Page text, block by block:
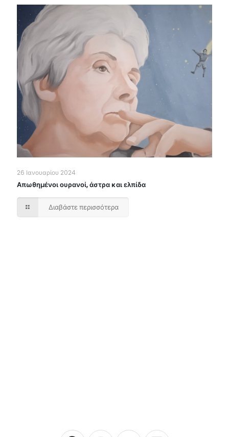
26 Ιανουαρίου 2024
Απωθημένοι ουρανοί, άστρα και ελπίδα
Διαβάστε περισσότερα